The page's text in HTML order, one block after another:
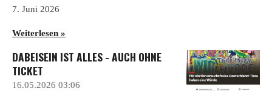
7. Juni 2026
Weiterlesen »
DABEISEIN IST ALLES - AUCH OHNE
TICKET
16.05.2026 03:06